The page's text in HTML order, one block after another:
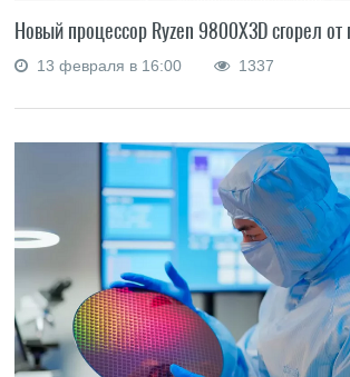
Новый процессор Ryzen 9800X3D сгорел от
13 февраля в 16:00 1337